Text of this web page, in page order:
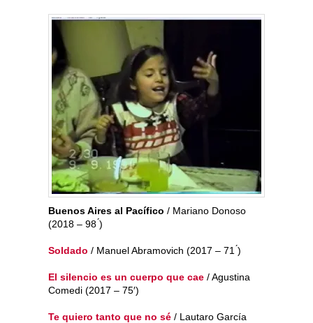
Buenos Aires al Pacífico​ / Mariano Donoso
(2018 – 98 ́)
Soldado ​ / Manuel Abramovich (2017 – 71 ́)
El silencio es un cuerpo que cae​ / Agustina
Comedi (2017 – 75′)
Te quiero tanto que no sé​ / Lautaro García